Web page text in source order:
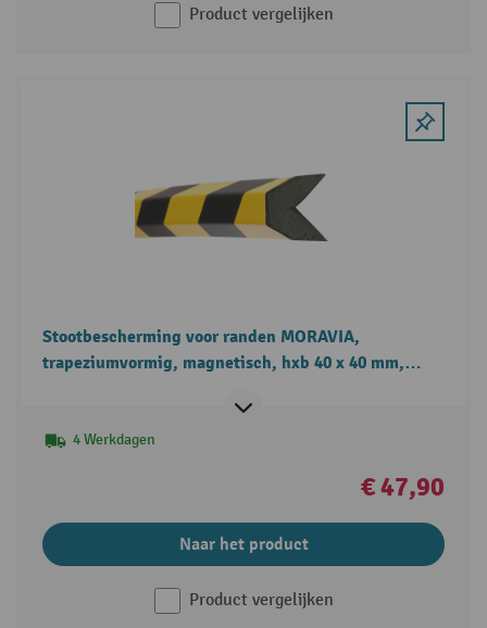
Product vergelijken
Stootbescherming voor randen MORAVIA,
trapeziumvormig, magnetisch, hxb 40 x 40 mm,
4 Werkdagen
€ 47,90
Naar het product
Product vergelijken